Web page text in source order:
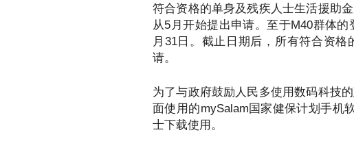
符合资格的单身及残疾人士生活援助
从5月开始提出申请。至于M40群体
月31日。截止日期后，所有符合资
请。
为了与政府鼓励人民多使用数码科技
面使用的mySalam国家健保计划手机
士下载使用。